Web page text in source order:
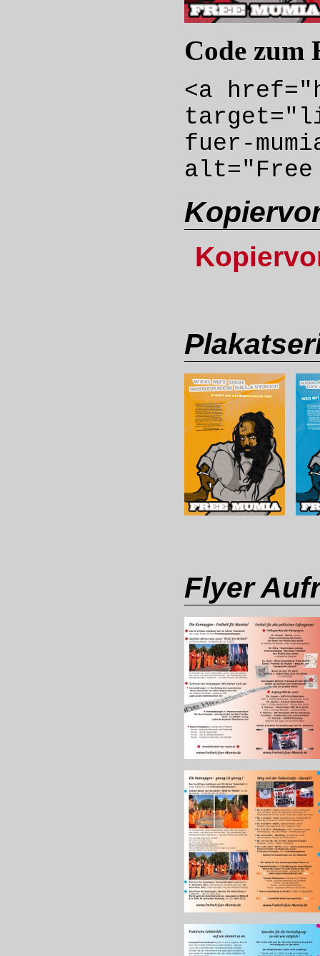
Code zum
<a
fuer-
alt="Free
Flyer